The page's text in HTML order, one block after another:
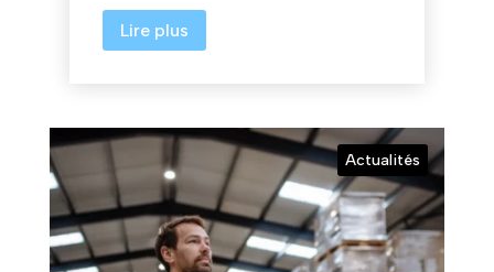
Lire plus
Actualités